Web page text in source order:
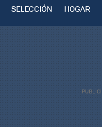
SELECCIÓN HOGAR